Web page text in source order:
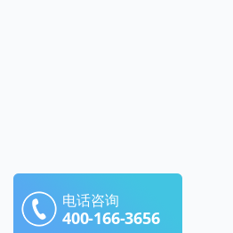
电话咨询
400-166-3656